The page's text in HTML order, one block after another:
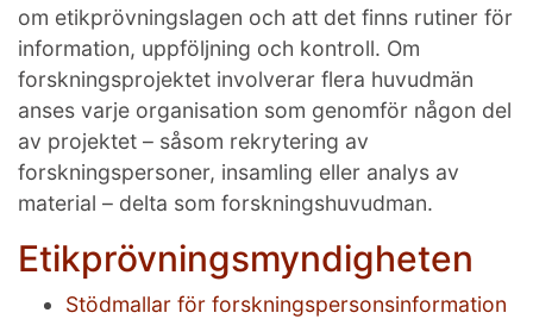
om etikprövningslagen och att det finns rutiner för
information, uppföljning och kontroll. Om
forskningsprojektet involverar flera huvudmän
anses varje organisation som genomför någon del
av projektet – såsom rekrytering av
forskningspersoner, insamling eller analys av
material – delta som forskningshuvudman.
Etikprövningsmyndigheten
Stödmallar för forskningspersonsinformation